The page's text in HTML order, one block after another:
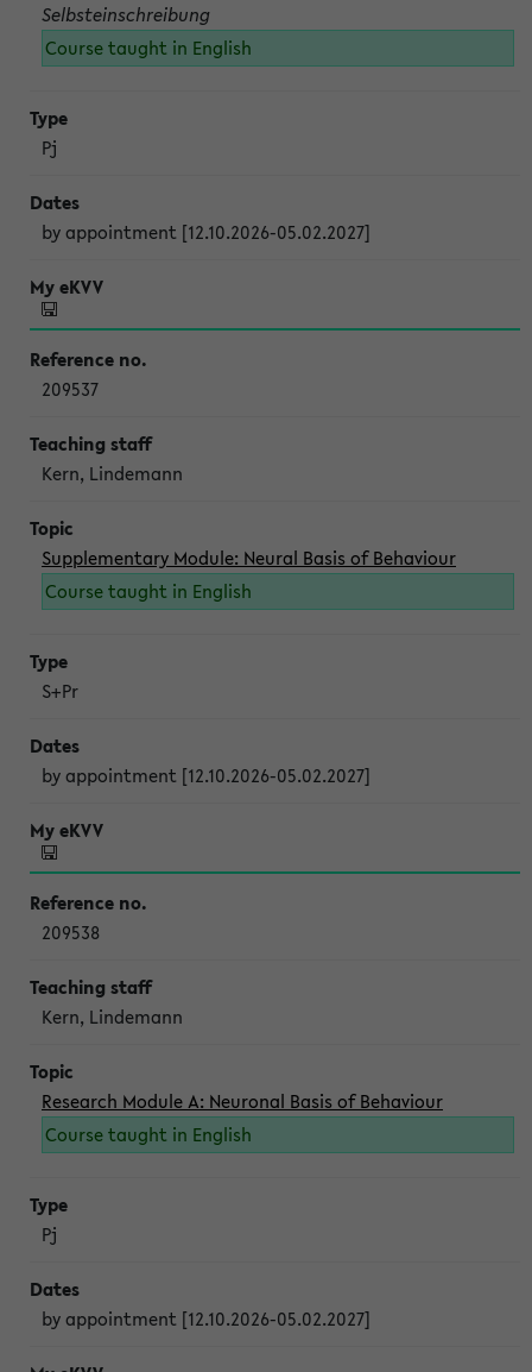
Selbsteinschreibung
Course taught in English
Pj
by appointment [12.10.2026-05.02.2027]
209537
Kern, Lindemann
Supplementary Module: Neural Basis of Behaviour
Course taught in English
S+Pr
by appointment [12.10.2026-05.02.2027]
209538
Kern, Lindemann
Research Module A: Neuronal Basis of Behaviour
Course taught in English
Pj
by appointment [12.10.2026-05.02.2027]